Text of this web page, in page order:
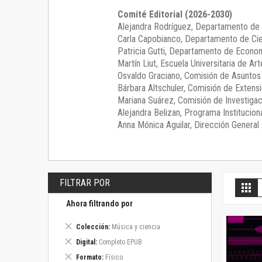
Comité Editorial (2026-2030)
Alejandra Rodríguez, Departamento de
Carla Capobianco, Departamento de
Patricia Gutti, Departamento de
Martín Liut, Escuela Universitaria de
Osvaldo Graciano, Comisión de
Bárbara Altschuler, Comisión de
Mariana Suárez, Comisión de
Alejandra Belizan, Programa
Anna Mónica Aguilar, Dirección General
FILTRAR POR
Ahora filtrando por
Colección Música y ciencia
Eliminar
artículo
Digital Completo EPUB
Eliminar
artículo
Formato Físico
Eliminar